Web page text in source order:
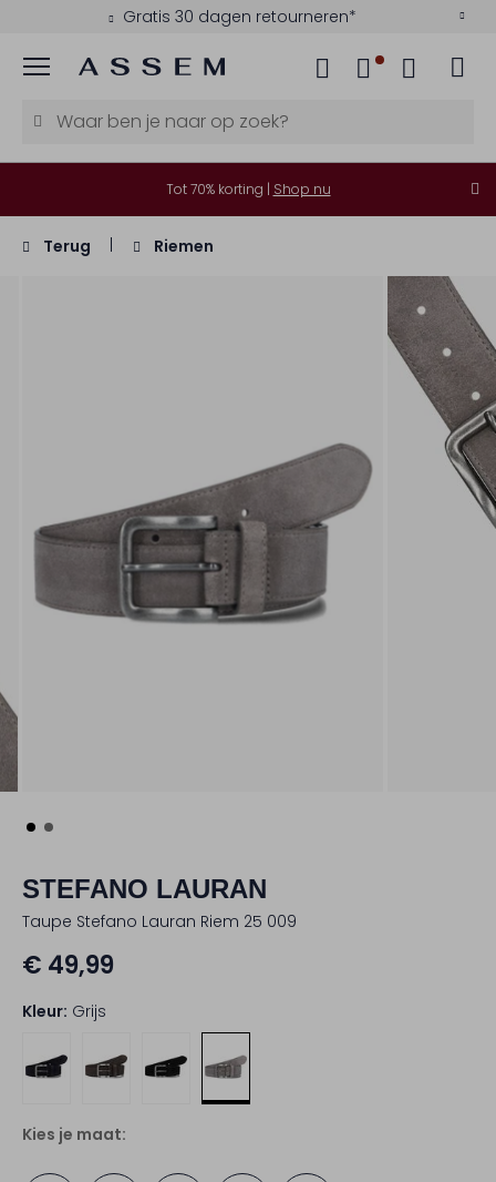
Gratis 30 dagen retourneren*
Menu
Tot 70% korting | Shop nu
Terug Riemen
STEFANO LAURAN
Taupe Stefano Lauran Riem 25 009
€ 49,99
Kleur: Grijs
Kies je maat: